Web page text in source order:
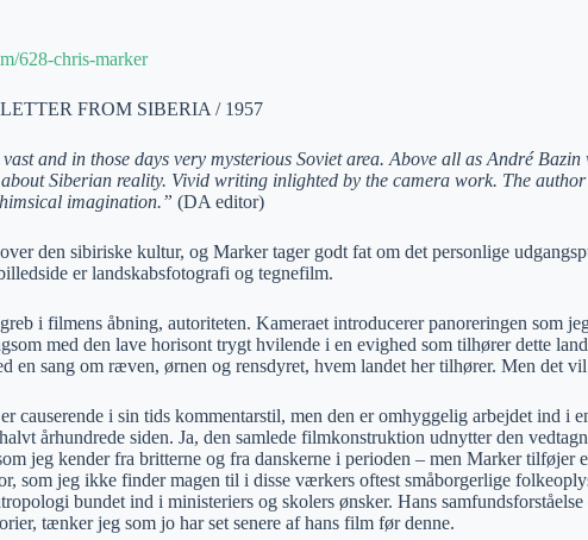
628-chris-marker
FROM SIBERIA / 1957
and in those days very mysterious Soviet area. Above all as André
Siberian reality. Vivid writing inlighted by the camera work. The
imagination.” (DA editor)
den sibiriske kultur, og Marker tager godt fat om det personlige
er landskabsfotografi og tegnefilm.
i filmens åbning, autoriteten. Kameraet introducerer panoreringen som
med den lave horisont trygt hvilende i en evighed som tilhører dette
en sang om ræven, ørnen og rensdyret, hvem landet her tilhører. Men det
causerende i sin tids kommentarstil, men den er omhyggelig arbejdet ind i
århundrede siden. Ja, den samlede filmkonstruktion udnytter den
jeg kender fra britterne og fra danskerne i perioden – men Marker tilføjer
som jeg ikke finder magen til i disse værkers oftest småborgerlige
bundet ind i ministeriers og skolers ønsker. Hans samfundsforståelse
tænker jeg som jo har set senere af hans film før denne.